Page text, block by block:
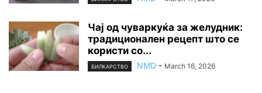
Чај од чуваркуќа за желудник:
традиционален рецепт што се
користи со...
БИЛКАРСТВО NMD - March 16, 2026